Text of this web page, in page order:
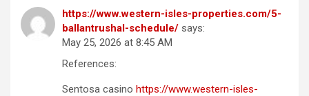
https://www.western-isles-properties.com/5-
ballantrushal-schedule/ says:
May 25, 2026 at 8:45 AM
References:
Sentosa casino https://www.western-isles-